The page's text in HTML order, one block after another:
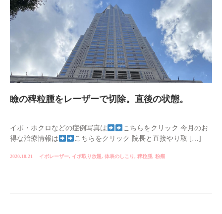
瞼の稗粒腫をレーザーで切除。直後の状態。
イボ・ホクロなどの症例写真は
こちらをクリック 今月のお
得な治療情報は
こちらをクリック 院長と直接やり取 […]
2020.10.21 イボレーザー, イボ取り放題, 体表のしこり, 稗粒腫, 粉瘤